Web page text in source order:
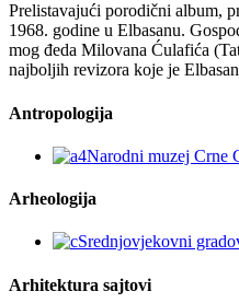
Prelistavajući porodični album,
1968. godine u Elbasanu.
mog đeda Milovana Ćulafića
najboljih revizora koje je
Antropologija
Arheologija
Arhitektura sajtovi